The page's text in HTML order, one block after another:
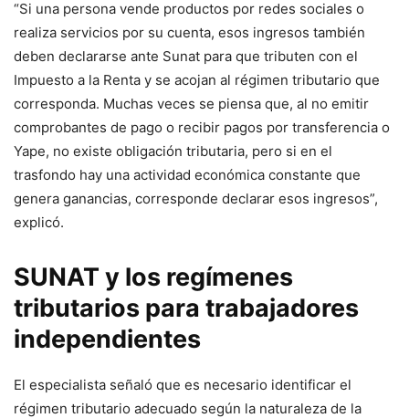
“Si una persona vende productos por redes sociales o
realiza servicios por su cuenta, esos ingresos también
deben declararse ante Sunat para que tributen con el
Impuesto a la Renta y se acojan al régimen tributario que
corresponda. Muchas veces se piensa que, al no emitir
comprobantes de pago o recibir pagos por transferencia o
Yape, no existe obligación tributaria, pero si en el
trasfondo hay una actividad económica constante que
genera ganancias, corresponde declarar esos ingresos”,
explicó.
SUNAT y los regímenes
tributarios para trabajadores
independientes
El especialista señaló que es necesario identificar el
régimen tributario adecuado según la naturaleza de la